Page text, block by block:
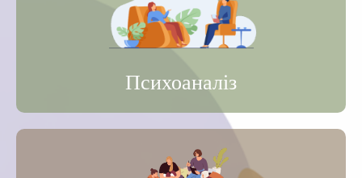
Психоаналіз